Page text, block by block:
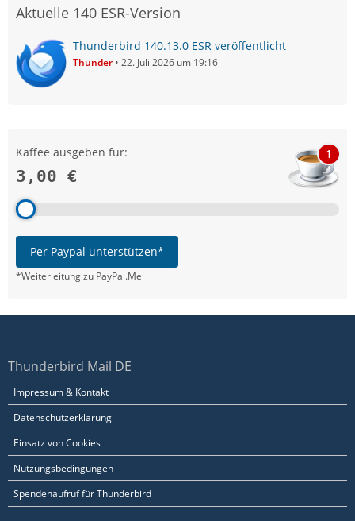
Aktuelle 140 ESR-Version
Thunderbird 140.13.0 ESR veröffentlicht
Thunder 22. Juli 2026 um 19:16
Kaffee ausgeben für:
3,00 €
1
Per Paypal unterstützen*
*Weiterleitung zu PayPal.Me
Thunderbird Mail DE
Impressum & Kontakt
Datenschutzerklärung
Einsatz von Cookies
Nutzungsbedingungen
Spendenaufruf für Thunderbird